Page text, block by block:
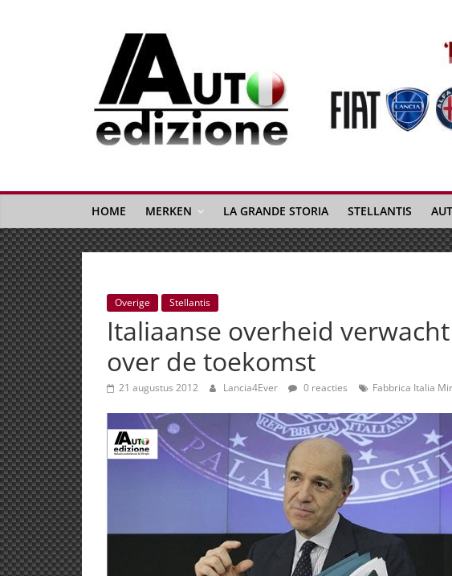
Auto
Edizione
La
Gazetta
dell'Automobile
Italiana
|
Italiaans
autonieuws
&
lifestyle
HOME MERKEN LA GRANDE STORIA STELLANTIS
Overige Stellantis
Italiaanse overheid
over de toekomst
21 augustus 2012 Lancia4Ever 0 reacties Fabbrica Italia